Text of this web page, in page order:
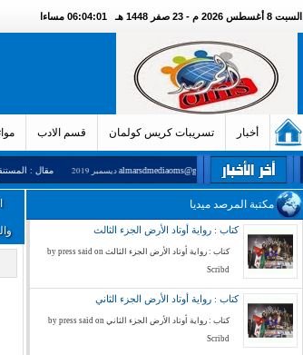
السبت 8 أغسطس 2026 م - 23 صفر 1448 هـ 06:04:02 مساءا
أخبار تسريبات كريس كولمان قسم الادب
مقال : المستنقع الفكري
مكتبة المرصد ميديا
كتاب : رواية أوتاد الأرض الجزء الثالث
كتاب : رواية أوتاد الأرض الجزء الثالث by press said on
Scribd
كتاب : رواية أوتاد الأرض الجزء الثاني
كتاب : رواية أوتاد الأرض الجزء الثاني by press said on
Scribd